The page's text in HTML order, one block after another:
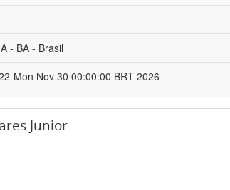
- BA - Brasil
Mon Nov 30 00:00:00 BRT 2026
Junior